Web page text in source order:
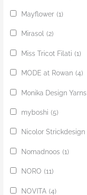
Mayflower (1)
Mirasol (2)
Miss Tricot Filati (1)
MODE at Rowan (4)
Monika Design Yarns
myboshi (5)
Nicolor Strickdesign
Nomadnoos (1)
NORO (11)
NOVITA (4)